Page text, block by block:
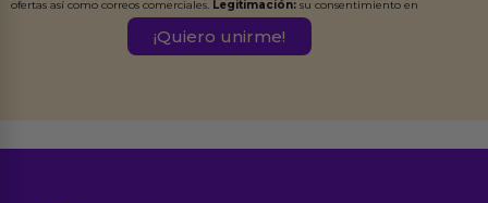
ofertas así como correos comerciales. Legitimación: su consentimiento en
Destinatarios:Ferran Roig Muñoz. Podrás ejercer tus